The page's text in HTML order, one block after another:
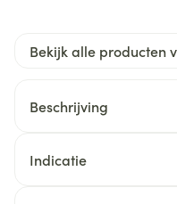
Bekijk alle producten
Beschrijving
Indicatie